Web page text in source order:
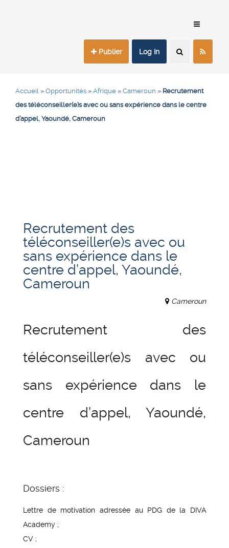
Publier Log In
Accueil » Opportunités » Afrique » Cameroun » Recrutement
des téléconseiller(e)s avec ou sans expérience dans le centre
d’appel, Yaoundé, Cameroun
Recrutement des
téléconseiller(e)s avec ou
sans expérience dans le
centre d’appel, Yaoundé,
Cameroun
Cameroun
Recrutement des
téléconseiller(e)s avec ou
sans expérience dans le
centre d’appel, Yaoundé,
Cameroun
Dossiers :
Lettre de motivation adressée au PDG de la DIVA
Academy ;
CV ;